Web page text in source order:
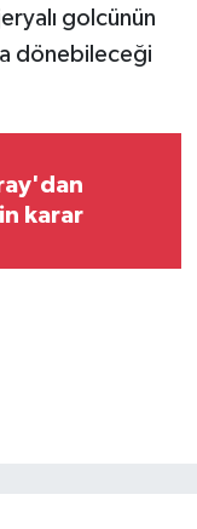
golcünün
dönebileceği
karar